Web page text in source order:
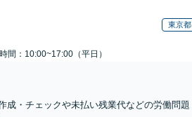
東京都
間：10:00~17:00（平日）
成・チェックや未払い残業代などの労働問題